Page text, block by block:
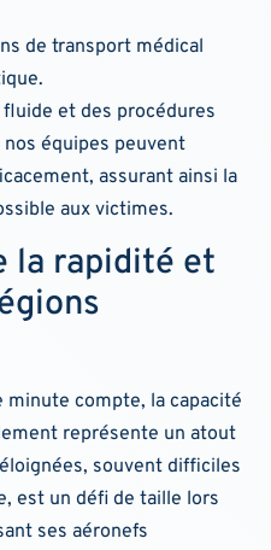
de transport médical
et des procédures
équipes peuvent
assurant ainsi la
aux victimes.
la rapidité et
minute compte, la capacité
représente un atout
souvent difficiles
est un défi de taille lors
ses aéronefs